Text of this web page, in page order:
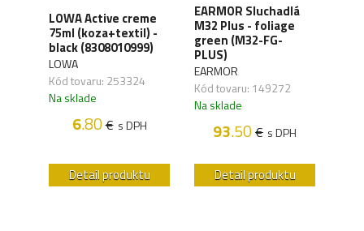
LOWA Active creme
75ml (koza+textil) -
black (8308010999)
LOWA
Kód tovaru: 253324
Na sklade
6.80€ s DPH
Detail produktu
EARMOR Sluchadlá
M32 Plus - foliage
green (M32-FG-
PLUS)
EARMOR
Kód tovaru: 149272
Na sklade
93.50€ s DPH
Detail produktu